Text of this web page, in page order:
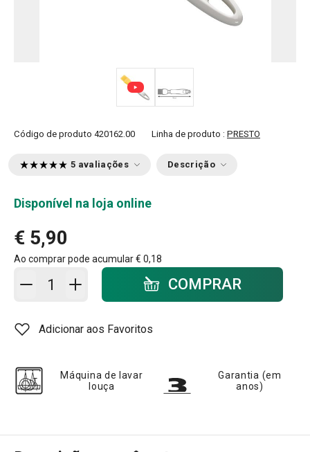
Código de produto 420162.00 Linha de produto : PRESTO
5 avaliações Descrição
Disponível na loja online
€ 5,90
Ao comprar pode acumular€ 0,18
Adicionar ao carrinho - quantidadeCOMPRAR
Adicionar aos Favoritos
Máquina de lavar
louça
Garantia (em
anos)